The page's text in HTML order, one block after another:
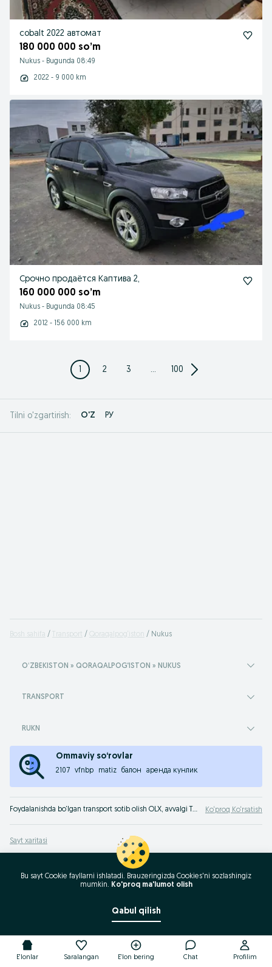
cobalt 2022 автомат
180 000 000 so’m
Nukus - Bugunda 08:49
2022 - 9 000 km
Срочно продаётся Каптива 2,
160 000 000 so’m
Nukus - Bugunda 08:45
2012 - 156 000 km
1 2 3 ... 100
Tilni o'zgartirish: O'Z РУ
Bosh sahifa Transport Qoraqalpog‘iston Nukus
OʻZBEKISTON » QORAQALPOG‘ISTON » NUKUS
TRANSPORT
RUKN
Ommaviy so‘rovlar
2107 vfnbp matiz балон аренда кунлик
Foydalanishda bo‘lgan transport sotib olish OLX, avvalgi Torg Nukus e‘lonlar taxtasida. Xar qanday turdagi transport htiyot qismlar va transport xizmatlarini sotish yoki ayirboshlash OLX.uzda Nukus. Ko‘proq Ko‘rsatish
Sayt xaritasi
Biznes-sahifa xaritasi
E'lonlar Saralangan E'lon bering Chat Profilim
Bu sayt Cookie fayllarni ishlatadi. Brauzeringizda Cookies'ni sozlashingiz
mumkin. Ko'proq ma'lumot olish
Qabul qilish